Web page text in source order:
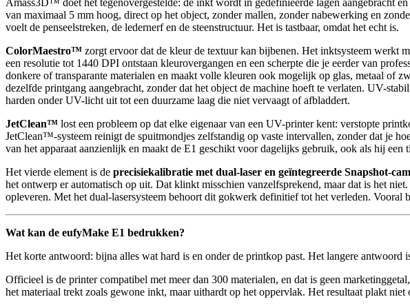
van maximaal 5 mm hoog, direct op het object, zonder mallen, zonder nabewerking en
voelt de penseelstreken, de ledernerf en de steenstructuur. Het is tastbaar, omdat het echt is.
ColorMaestro™ zorgt ervoor dat de kleur de textuur kan bijbenen. Het inktsysteem werkt
een resolutie tot 1440 DPI ontstaan kleurovergangen en een scherpte die je eerder van
donkere of transparante materialen en maakt volle kleuren ook mogelijk op glas, metaal of
dezelfde printgang aangebracht, zonder dat het object de machine hoeft te verlaten. UV-
harden onder UV-licht uit tot een duurzame laag die niet vervaagt of afbladdert.
JetClean™ lost een probleem op dat elke eigenaar van een UV-printer kent: verstopte
JetClean™-systeem reinigt de spuitmondjes zelfstandig op vaste intervallen, zonder dat je
van het apparaat aanzienlijk en maakt de E1 geschikt voor dagelijks gebruik, ook als hij een
Het vierde element is de precisiekalibratie met dual-laser en geïntegreerde Snapshot-
het ontwerp er automatisch op uit. Dat klinkt misschien vanzelfsprekend, maar dat is het
opleveren. Met het dual-lasersysteem behoort dit gokwerk definitief tot het verleden.
Wat kan de eufyMake E1 bedrukken?
Het korte antwoord: bijna alles wat hard is en onder de printkop past. Het langere antwoord
Officieel is de printer compatibel met meer dan 300 materialen, en dat is geen
het materiaal trekt zoals gewone inkt, maar uithardt op het oppervlak. Het resultaat plakt